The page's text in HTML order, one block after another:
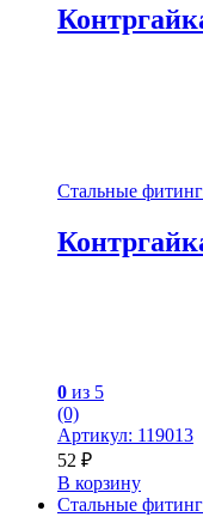
Стальные
0 из 5
(0)
Артикул: 119013
52 ₽
В корзину
Стальные